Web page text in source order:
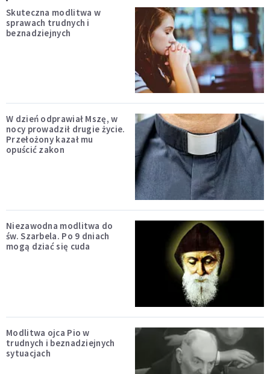
Skuteczna modlitwa w
sprawach trudnych i
beznadziejnych
W dzień odprawiał Mszę, w
nocy prowadził drugie życie.
Przełożony kazał mu
opuścić zakon
Niezawodna modlitwa do
św. Szarbela. Po 9 dniach
mogą dziać się cuda
Modlitwa ojca Pio w
trudnych i beznadziejnych
sytuacjach